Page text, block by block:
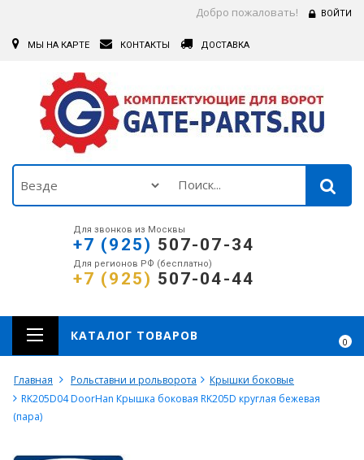
Добро пожаловать! ВОЙТИ
МЫ НА КАРТЕ КОНТАКТЫ ДОСТАВКА
Для звонков из Москвы
+7 (925) 507-07-34
Для регионов РФ (бесплатно)
+7 (925) 507-04-44
0
КАТАЛОГ ТОВАРОВ
Главная Рольставни и рольворота
Крышки боковые
RK205D04 DoorHan Крышка боковая RK205D круглая бежевая
(пара)